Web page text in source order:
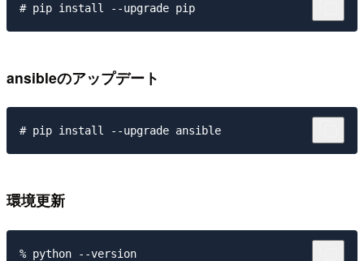
ansibleのアップデート
環境更新
% python --version